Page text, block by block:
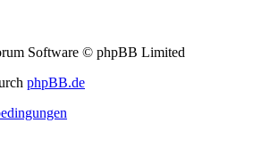
Software © phpBB Limited
phpBB.de